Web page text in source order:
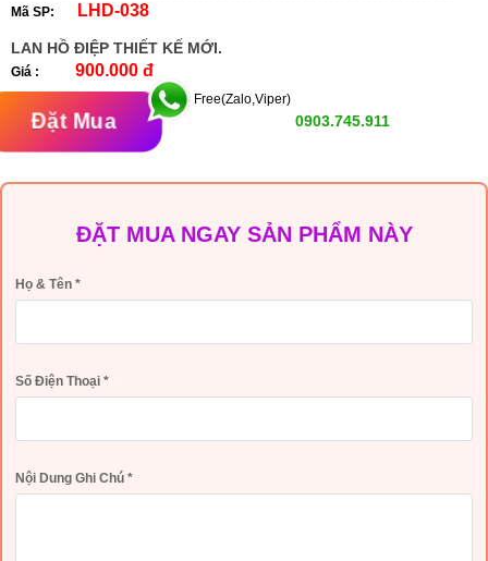
Mã SP: LHD-038
LAN HỒ ĐIỆP THIẾT KẾ MỚI.
Giá : 900.000 đ
Đặt Mua
Free(Zalo,Viper)
0903.745.911
ĐẶT MUA NGAY SẢN PHẨM NÀY
Họ & Tên *
Số Điện Thoại *
Nội Dung Ghi Chú *